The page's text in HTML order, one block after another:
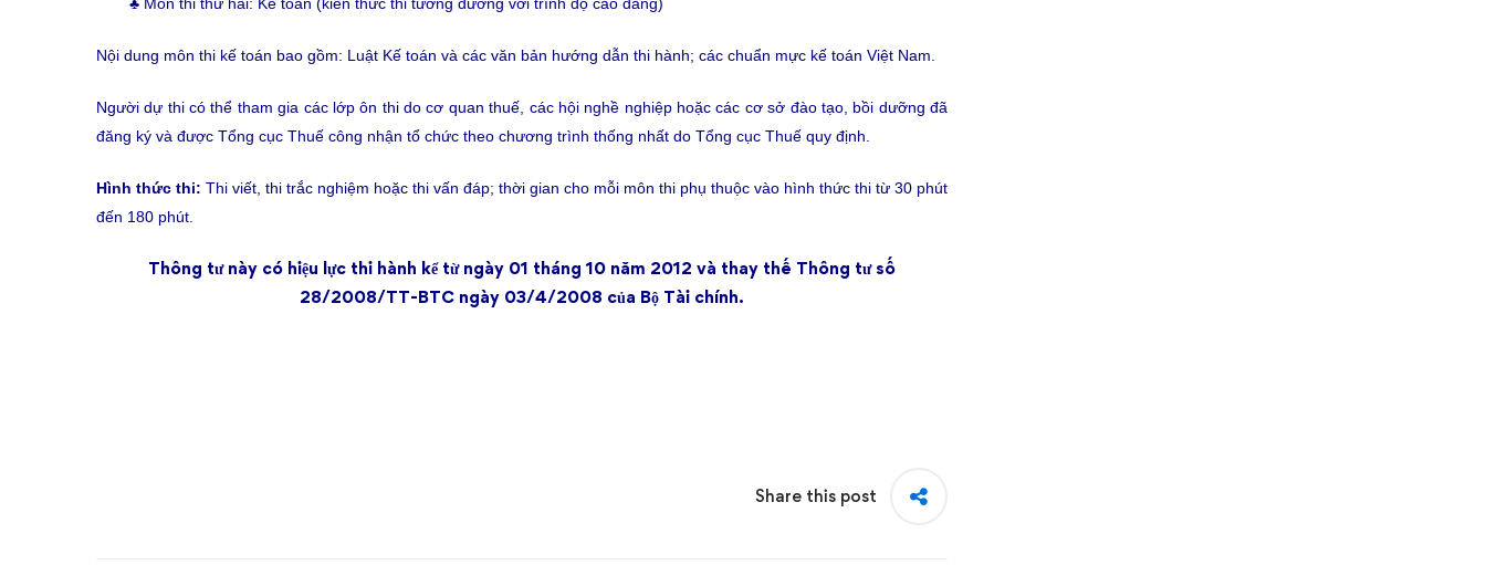
Nội dung môn thi kế toán bao gồm: Luật Kế toán và các văn bản hướng dẫn thi hành; các chuẩn mực kế toán Việt Nam.
Người dự thi có thể tham gia các lớp ôn thi do cơ quan thuế, các hội nghề nghiệp hoặc các cơ sở đào tạo, bồi dưỡng đã
đăng ký và được Tổng cục Thuế công nhận tổ chức theo chương trình thống nhất do Tổng cục Thuế quy định.
Hình thức thi: Thi viết, thi trắc nghiệm hoặc thi vấn đáp; thời gian cho mỗi môn thi phụ thuộc vào hình thức thi từ 30 phút
đến 180 phút.
Thông tư này có hiệu lực thi hành kể từ ngày 01 tháng 10 năm 2012 và thay thế Thông tư số
28/2008/TT-BTC ngày 03/4/2008 của Bộ Tài chính.
Share this post